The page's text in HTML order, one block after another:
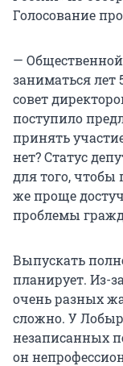
Голосование
—
заниматьсялет
совет
поступило
принять
нет? Статус
для того,
же проще
проблемы
Выпускать
планирует. Из-
очень разных
сложно. У
незаписанных
он